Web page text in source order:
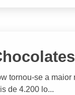
tornou-se a
de 4.200 lo...